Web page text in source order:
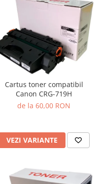
Cartus toner compatibil
Canon CRG-719H
de la 60,00 RON
VEZI VARIANTE